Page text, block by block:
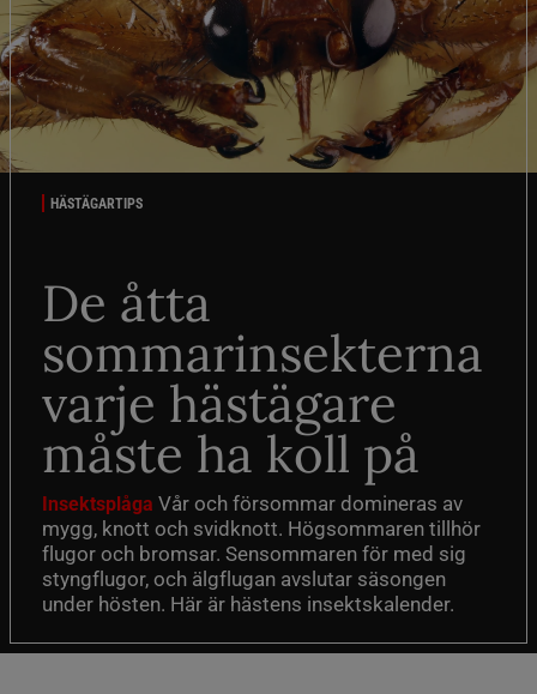
HÄSTÄGARTIPS
De åtta
sommarinsekterna
varje hästägare
måste ha koll på
Insektsplåga Vår och försommar domineras av
mygg, knott och svidknott. Högsommaren tillhör
flugor och bromsar. Sensommaren för med sig
styngflugor, och älgflugan avslutar säsongen
under hösten. Här är hästens insektskalender.